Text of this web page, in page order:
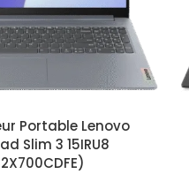
Portable Lenovo
Slim 3 15IRU8